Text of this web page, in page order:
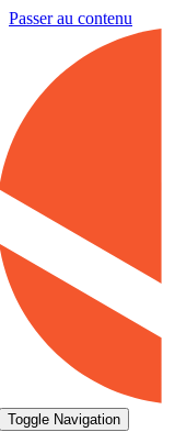
Passer au contenu
Toggle Navigation